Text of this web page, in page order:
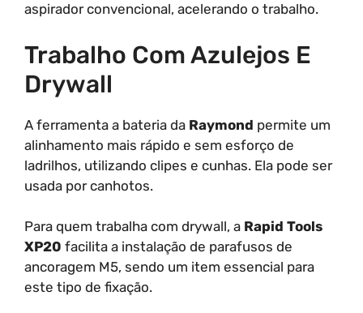
aspirador convencional, acelerando o trabalho.
Trabalho Com Azulejos E
Drywall
A ferramenta a bateria da Raymond permite um
alinhamento mais rápido e sem esforço de
ladrilhos, utilizando clipes e cunhas. Ela pode ser
usada por canhotos.
Para quem trabalha com drywall, a Rapid Tools
XP20 facilita a instalação de parafusos de
ancoragem M5, sendo um item essencial para
este tipo de fixação.